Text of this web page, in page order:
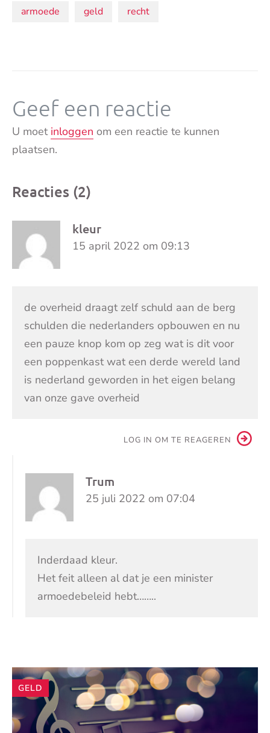
Onderwerpen:
armoede geld recht
Geef een reactie
U moet inloggen om een reactie te kunnen
plaatsen.
Reacties (2)
kleur
15 april 2022 om 09:13
de overheid draagt zelf schuld aan de berg
schulden die nederlanders opbouwen en nu
een pauze knop kom op zeg wat is dit voor
een poppenkast wat een derde wereld land
is nederland geworden in het eigen belang
van onze gave overheid
LOG IN OM TE REAGEREN
Trum
25 juli 2022 om 07:04
Inderdaad kleur.
Het feit alleen al dat je een minister
armoedebeleid hebt……..
Andere
artikelen
GELD